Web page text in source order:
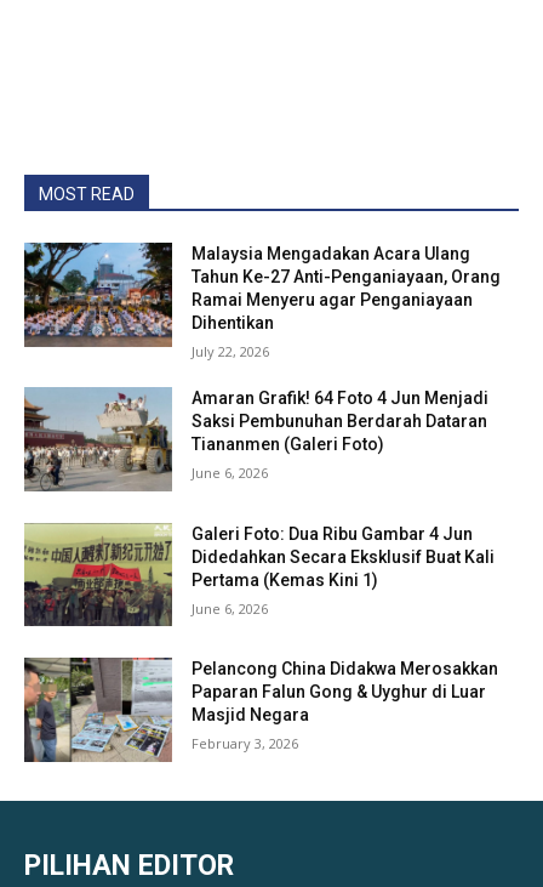
MOST READ
Malaysia Mengadakan Acara Ulang
Tahun Ke-27 Anti-Penganiayaan, Orang
Ramai Menyeru agar Penganiayaan
Dihentikan
July 22, 2026
Amaran Grafik! 64 Foto 4 Jun Menjadi
Saksi Pembunuhan Berdarah Dataran
Tiananmen (Galeri Foto)
June 6, 2026
Galeri Foto: Dua Ribu Gambar 4 Jun
Didedahkan Secara Eksklusif Buat Kali
Pertama (Kemas Kini 1)
June 6, 2026
Pelancong China Didakwa Merosakkan
Paparan Falun Gong & Uyghur di Luar
Masjid Negara
February 3, 2026
PILIHAN EDITOR